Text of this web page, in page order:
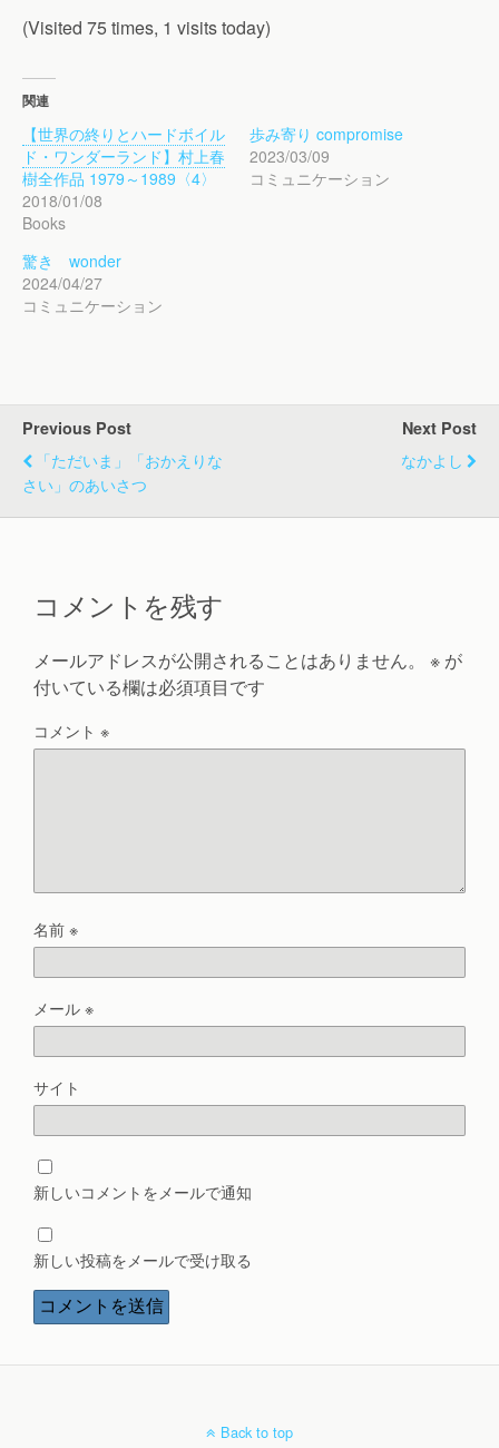
(Visited 75 times, 1 visits today)
関連
【世界の終りとハードボイル
ド・ワンダーランド】村上春
樹全作品 1979～1989〈4〉
2018/01/08
Books
歩み寄り compromise
2023/03/09
コミュニケーション
驚き wonder
2024/04/27
コミュニケーション
Previous Post
「ただいま」「おかえりな
さい」のあいさつ
Next Post
なかよし
コメントを残す
メールアドレスが公開されることはありません。 ※ が
付いている欄は必須項目です
コメント ※
名前※
メール※
サイト
新しいコメントをメールで通知
新しい投稿をメールで受け取る
Back to top